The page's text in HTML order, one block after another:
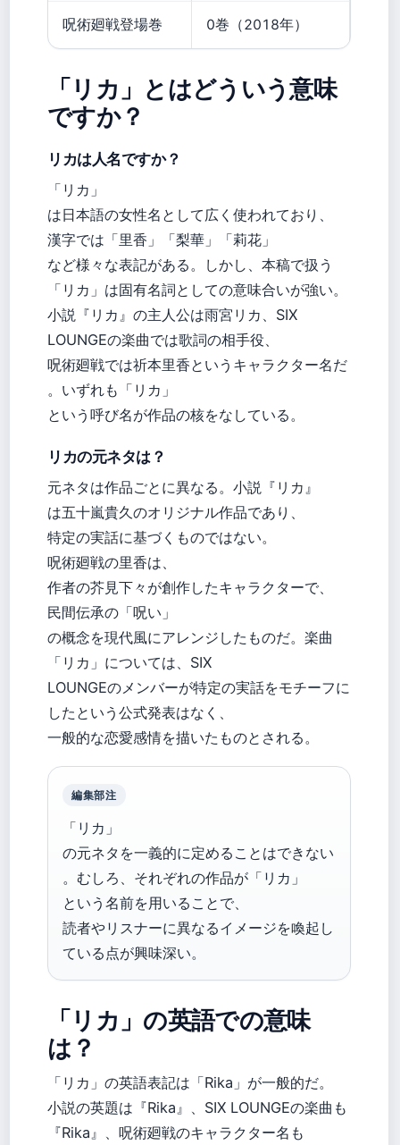
呪術廻戦登場巻 0巻（2018年）
「リカ」とはどういう意味
ですか？
リカは人名ですか？
「リカ」
は日本語の女性名として広く使われており、
漢字では「里香」「梨華」「莉花」
など様々な表記がある。しかし、本稿で扱う
「リカ」は固有名詞としての意味合いが強い。
小説『リカ』の主人公は雨宮リカ、SIX
LOUNGEの楽曲では歌詞の相手役、
呪術廻戦では祈本里香というキャラクター名だ
。いずれも「リカ」
という呼び名が作品の核をなしている。
リカの元ネタは？
元ネタは作品ごとに異なる。小説『リカ』
は五十嵐貴久のオリジナル作品であり、
特定の実話に基づくものではない。
呪術廻戦の里香は、
作者の芥見下々が創作したキャラクターで、
民間伝承の「呪い」
の概念を現代風にアレンジしたものだ。楽曲
「リカ」については、SIX
LOUNGEのメンバーが特定の実話をモチーフに
したという公式発表はなく、
一般的な恋愛感情を描いたものとされる。
編集部注
「リカ」
の元ネタを一義的に定めることはできない
。むしろ、それぞれの作品が「リカ」
という名前を用いることで、
読者やリスナーに異なるイメージを喚起し
ている点が興味深い。
「リカ」の英語での意味
は？
「リカ」の英語表記は「Rika」が一般的だ。
小説の英題は『Rika』、SIX LOUNGEの楽曲も
『Rika』、呪術廻戦のキャラクター名も